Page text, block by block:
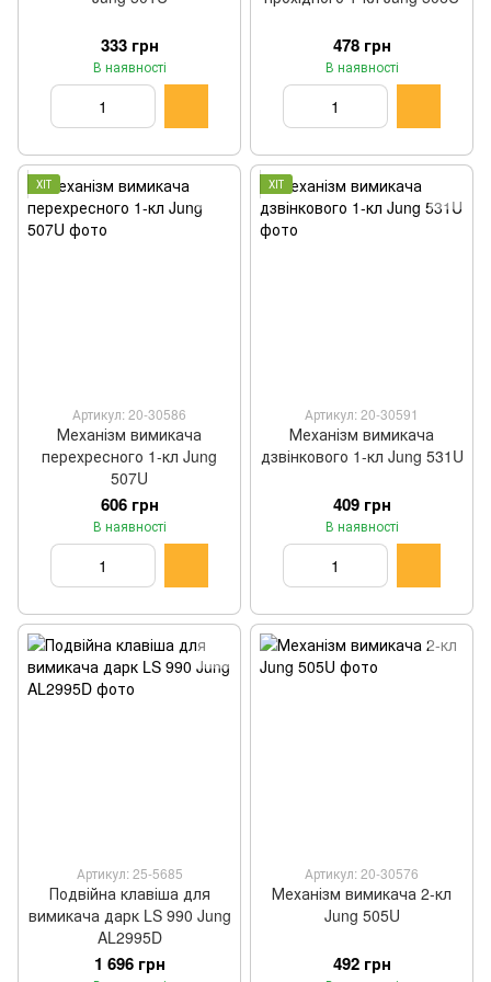
333 грн
В наявності
478 грн
В наявності
ХІТ
Артикул: 20-30586
Механізм вимикача
перехресного 1-кл Jung
507U
606 грн
В наявності
ХІТ
Артикул: 20-30591
Механізм вимикача
дзвінкового 1-кл Jung 531U
409 грн
В наявності
Артикул: 25-5685
Подвійна клавіша для
вимикача дарк LS 990 Jung
AL2995D
1 696 грн
Артикул: 20-30576
Механізм вимикача 2-кл
Jung 505U
492 грн